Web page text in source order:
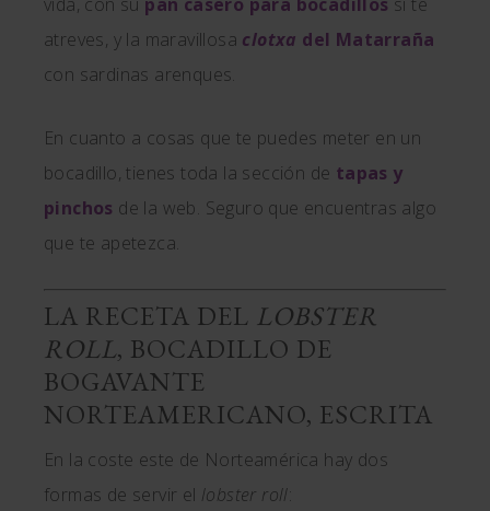
atreves, y la maravillosa clotxa del Matarraña
con sardinas arenques.
En cuanto a cosas que te puedes meter en un
bocadillo, tienes toda la sección de tapas y
pinchos de la web. Seguro que encuentras algo
que te apetezca.
LA RECETA DEL LOBSTER
ROLL, BOCADILLO DE
BOGAVANTE
NORTEAMERICANO, ESCRITA
En la coste este de Norteamérica hay dos
formas de servir el lobster roll: